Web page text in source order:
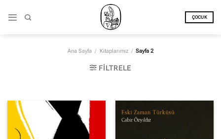
atla
ÇOCUK
Ana Sayfa / Kitaplarımız / Sayfa 2
FILTRELE